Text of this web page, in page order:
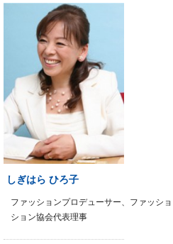
しぎはら ひろ子
ファッションプロデューサー、ファッシ
ション協会代表理事